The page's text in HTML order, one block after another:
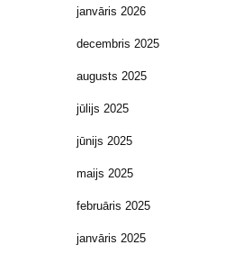
janvāris 2026
decembris 2025
augusts 2025
jūlijs 2025
jūnijs 2025
maijs 2025
februāris 2025
janvāris 2025